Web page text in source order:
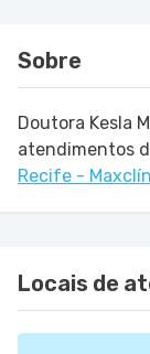
Sobre
Doutora Kesla
atendimentos
Recife -
Locais de